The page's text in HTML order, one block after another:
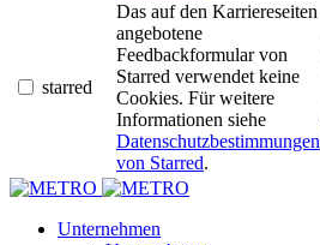
starred
Das auf den Karriereseiten
angebotene
Feedbackformular von
Starred verwendet keine
Cookies. Für weitere
Informationen siehe
Datenschutzbestimmungen
von Starred.
Unternehmen